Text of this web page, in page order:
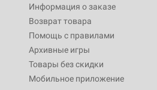
Информация о заказе
Возврат товара
Помощь с правилами
Архивные игры
Товары без скидки
Мобильное приложение